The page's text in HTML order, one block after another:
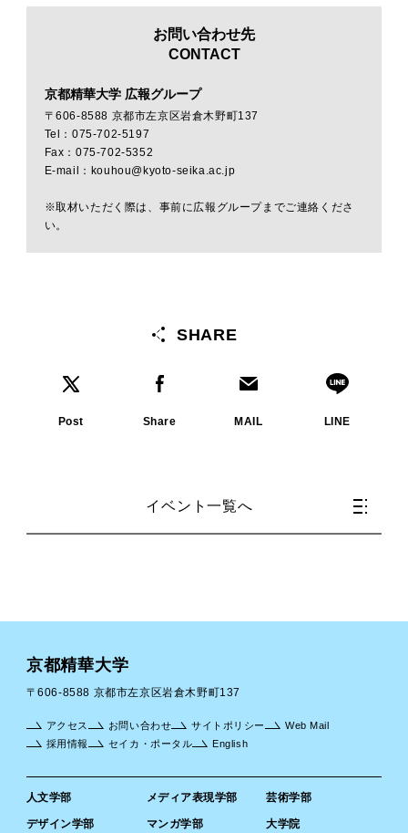
お問い合わせ先
CONTACT
京都精華大学 広報グループ
〒606-8588 京都市左京区岩倉木野町137
Tel：075-702-5197
Fax：075-702-5352
E-mail：kouhou@kyoto-seika.ac.jp
※取材いただく際は、事前に広報グループまでご連絡くださ
い。
SHARE
Post Share MAIL LINE
イベント一覧へ
京都精華大学
〒606-8588 京都市左京区岩倉木野町137
人文学部 メディア表現学部 芸術学部
デザイン学部 マンガ学部 大学院
アクセス お問い合わせ サイトポリシー
Web Mail
採用情報
セイカ・ポータル English